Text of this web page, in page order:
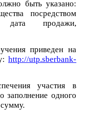
быть указано:
посредством
дата продажи,
приведен на
http://utp.sberbank-
участия в
заполнение одного